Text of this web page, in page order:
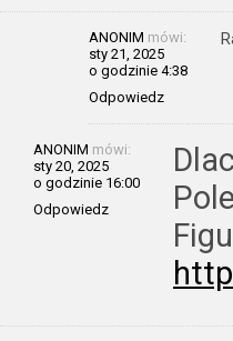
ANONIM mówi:
sty 21, 2025
o godzinie 4:38
Odpowiedz
ANONIM mówi:
sty 20, 2025
o godzinie 16:00
Odpowiedz